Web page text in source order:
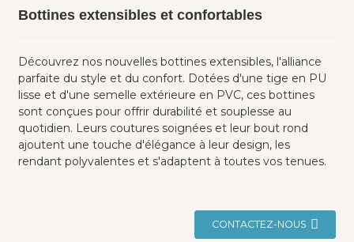
Bottines extensibles et confortables
Découvrez nos nouvelles bottines extensibles, l'alliance
parfaite du style et du confort. Dotées d'une tige en PU
lisse et d'une semelle extérieure en PVC, ces bottines
sont conçues pour offrir durabilité et souplesse au
quotidien. Leurs coutures soignées et leur bout rond
ajoutent une touche d'élégance à leur design, les
rendant polyvalentes et s'adaptent à toutes vos tenues.
CONTACTEZ-NOUS